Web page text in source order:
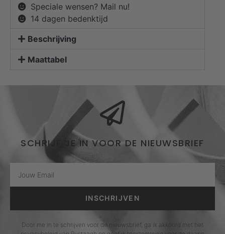
Speciale wensen? Mail nu!
14 dagen bedenktijd
Beschrijving
Maattabel
SCHRIJF JE IN VOOR DE NIEUWSBRIEF
INSCHRIJVEN
Door me in te schrijven voor de nieuwsbrief, ga ik akkoord met het